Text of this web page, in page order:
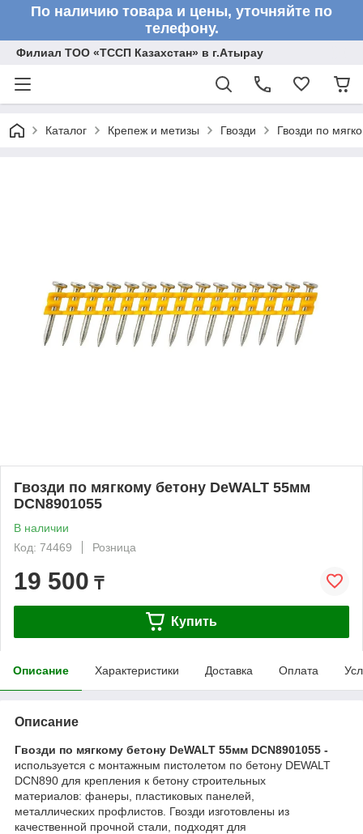
По наличию товара и цены, уточняйте по
телефону.
Филиал ТОО «ТССП Казахстан» в г.Атырау
Каталог Крепеж и метизы Гвозди Гвозди по
Гвозди по мягкому бетону DeWALT 55мм
DCN8901055
В наличии
Код: 74469
Розница
19 500 ₸
Купить
Описание Характеристики Доставка Оплата
Описание
Гвозди по мягкому бетону DeWALT 55мм DCN8901055 -
используется с монтажным пистолетом по бетону DEWALT
DCN890 для крепления к бетону строительных
материалов: фанеры, пластиковых панелей,
металлических профлистов. Гвозди изготовлены из
качественной прочной стали, подходят для